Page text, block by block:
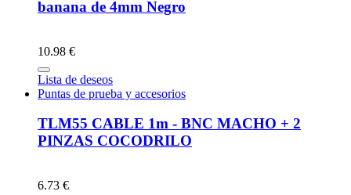
banana de 4mm Negro
10.98 €
Lista de deseos
Puntas de prueba y accesorios
TLM55 CABLE 1m - BNC MACHO + 2
PINZAS COCODRILO
6.73 €